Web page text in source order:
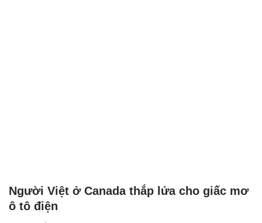
Người Việt ở Canada thắp lửa cho giấc mơ
ô tô điện